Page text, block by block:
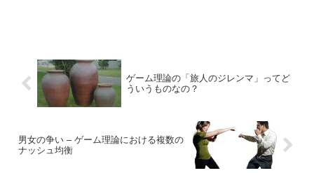
ゲーム理論の「旅人のジレンマ」ってど
ういうものなの？
男女の争い – ゲーム理論における複数の
ナッシュ均衡